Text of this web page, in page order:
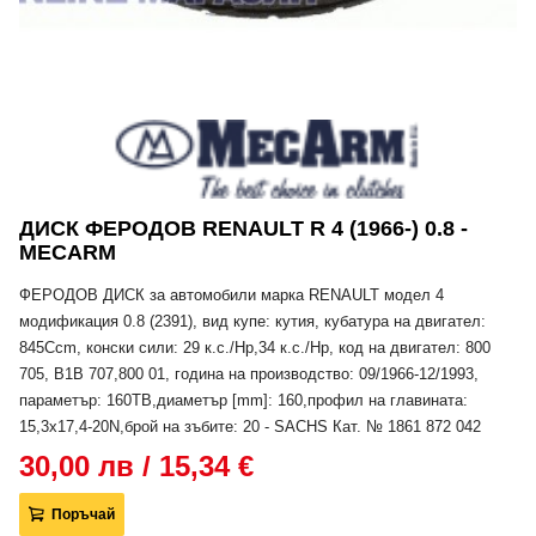
ДИСК ФЕРОДОВ RENAULT R 4 (1966-) 0.8 -
MECARM
ФЕРОДОВ ДИСК за автомобили марка RENAULT модел 4
модификация 0.8 (2391), вид купе: кутия, кубатура на двигател:
845Ccm, конски сили: 29 к.с./Hp,34 к.с./Hp, код на двигател: 800
705, B1B 707,800 01, година на производство: 09/1966-12/1993,
параметър: 160TB,диаметър [mm]: 160,профил на главината:
15,3x17,4-20N,брой на зъбите: 20 - SACHS Кат. № 1861 872 042
30,00 лв / 15,34 €
Поръчай